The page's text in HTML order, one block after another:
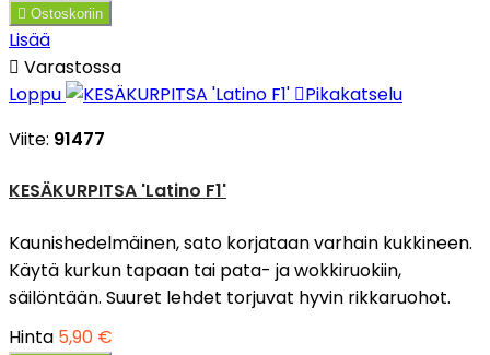
 Ostoskoriin
Lisää
 Varastossa
Loppu
Pikakatselu
Viite: 91477
KESÄKURPITSA 'Latino F1'
Kaunishedelmäinen, sato korjataan varhain kukkineen.
Käytä kurkun tapaan tai pata- ja wokkiruokiin,
säilöntään. Suuret lehdet torjuvat hyvin rikkaruohot.
Hinta 5,90 €